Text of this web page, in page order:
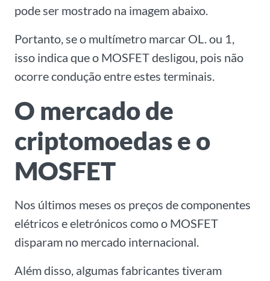
pode ser mostrado na imagem abaixo.
Portanto, se o multímetro marcar OL. ou 1,
isso indica que o MOSFET desligou, pois não
ocorre condução entre estes terminais.
O mercado de
criptomoedas e o
MOSFET
Nos últimos meses os preços de componentes
elétricos e eletrónicos como o MOSFET
disparam no mercado internacional.
Além disso, algumas fabricantes tiveram